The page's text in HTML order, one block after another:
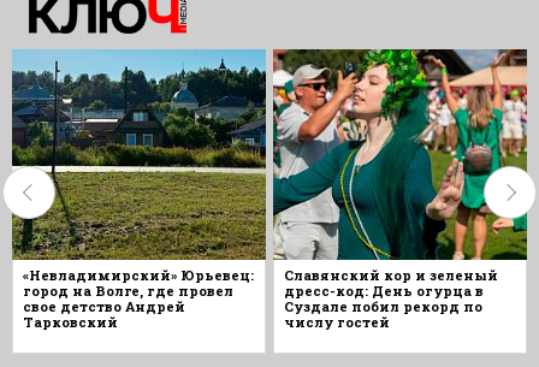
«Невладимирский» Юрьевец:
город на Волге, где провел
свое детство Андрей
Тарковский
Славянский кор и зеленый
дресс-код: День огурца в
Суздале побил рекорд по
числу гостей